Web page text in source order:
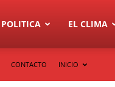
POLITICA EL CLIMA
CONTACTO INICIO